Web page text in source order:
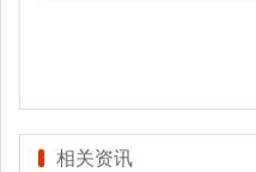
相关资讯